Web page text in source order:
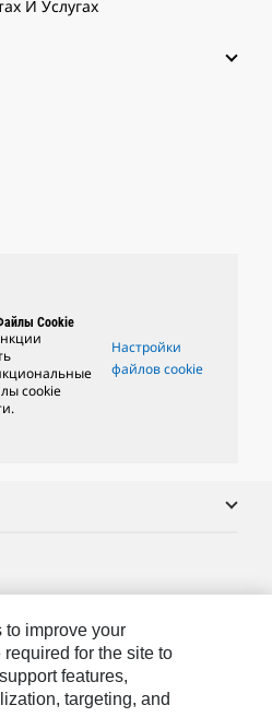
И Услугах
Cookie
cookie
Настройки
файлов cookie
to improve your
for the site to
features,
targeting, and